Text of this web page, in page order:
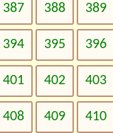
387 388 389
394 395 396
401 402 403
408 409 410